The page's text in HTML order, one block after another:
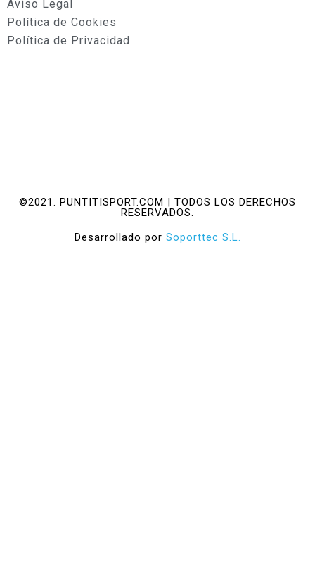
Aviso Legal
Política de Cookies
Política de Privacidad
©2021. PUNTITISPORT.COM | TODOS LOS DERECHOS
RESERVADOS.
Desarrollado por Soporttec S.L.